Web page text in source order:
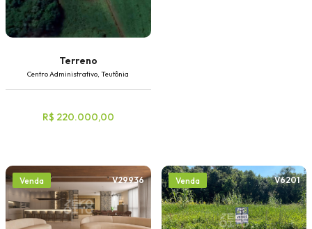
Terreno
Centro Administrativo, Teutônia
R$ 220.000,00
Venda V29936 Venda V6201